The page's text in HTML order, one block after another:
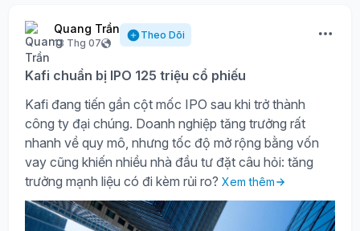
Quang Trần
13 Thg 07
Theo Dõi
Kafi chuẩn bị IPO 125 triệu cổ phiếu
Kafi đang tiến gần cột mốc IPO sau khi trở thành
công ty đại chúng. Doanh nghiệp tăng trưởng rất
nhanh về quy mô, nhưng tốc độ mở rộng bằng vốn
vay cũng khiến nhiều nhà đầu tư đặt câu hỏi: tăng
trưởng mạnh liệu có đi kèm rủi ro? Xem thêm